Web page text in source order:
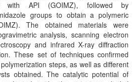
with API (GOIMZ), followed by
groups to obtain a polymeric
The obtained materials were
analysis, scanning electron
and infrared X-ray diffraction
These set of techniques confirmed
steps, as well as different
obtained. The catalytic potential of